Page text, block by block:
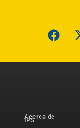
Acerca de
IPS